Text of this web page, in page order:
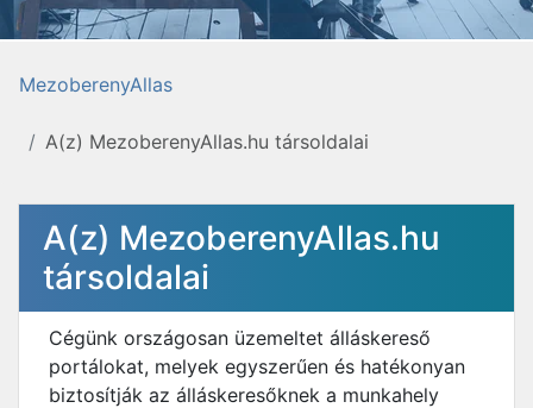
MezoberenyAllas
A(z) MezoberenyAllas.hu társoldalai
A(z) MezoberenyAllas.hu
társoldalai
Cégünk országosan üzemeltet álláskereső
portálokat, melyek egyszerűen és hatékonyan
biztosítják az álláskeresőknek a munkahely